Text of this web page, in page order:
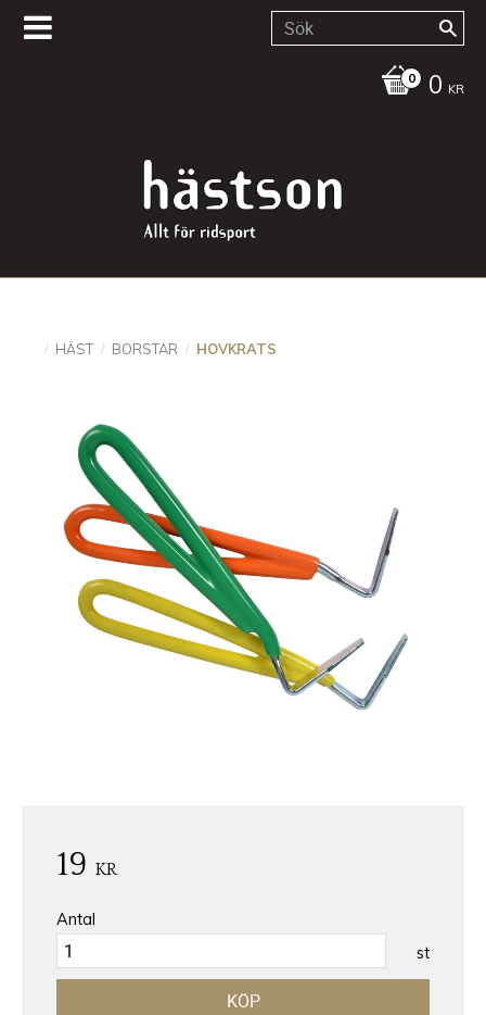
0 KR
HÄST BORSTAR HOVKRATS
19 KR
Antal
st
KÖP